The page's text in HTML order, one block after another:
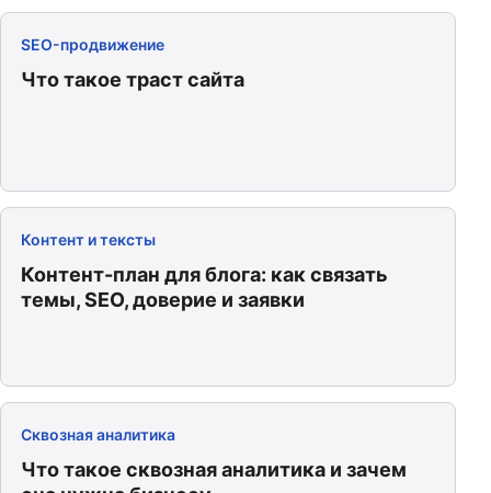
SEO-продвижение
Что такое траст сайта
Контент и тексты
Контент-план для блога: как связать
темы, SEO, доверие и заявки
Сквозная аналитика
Что такое сквозная аналитика и зачем